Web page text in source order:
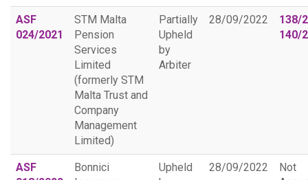
ASF
024/2021
STM Malta
Pension
Services
Limited
(formerly STM
Malta Trust and
Company
Management
Limited)
Partially
Upheld
by
Arbiter
28/09/2022
138/
140/
ASF
Bonnici
Upheld
28/09/2022
Not